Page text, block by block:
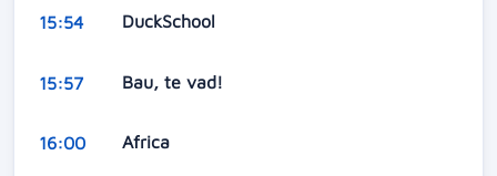
15:54 DuckSchool
15:57 Bau, te vad!
16:00 Africa